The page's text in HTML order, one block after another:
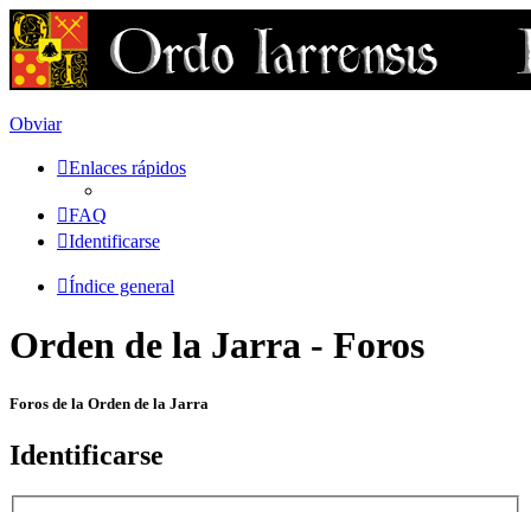
Obviar
Enlaces rápidos
FAQ
Identificarse
Índice general
Orden de la Jarra - Foros
Foros de la Orden de la Jarra
Identificarse